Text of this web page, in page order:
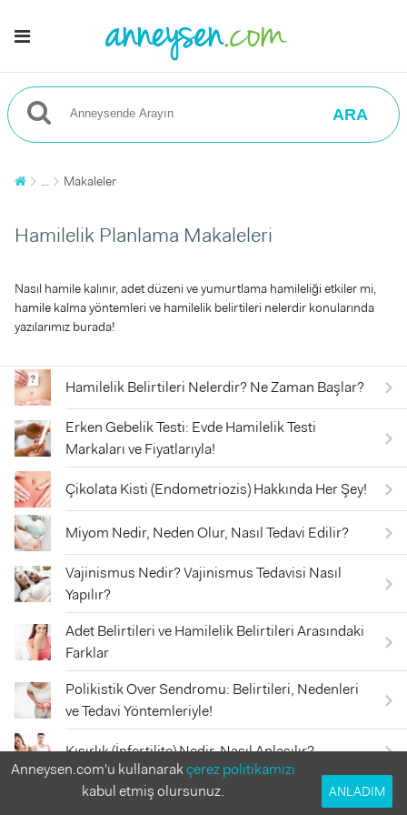
ARA
... Makaleler
Hamilelik Planlama Makaleleri
Nasıl hamile kalınır, adet düzeni ve yumurtlama hamileliği etkiler mi,
hamile kalma yöntemleri ve hamilelik belirtileri nelerdir konularında
yazılarımız burada!
Hamilelik Belirtileri Nelerdir? Ne Zaman Başlar?
Erken Gebelik Testi: Evde Hamilelik Testi
Markaları ve Fiyatlarıyla!
Çikolata Kisti (Endometriozis) Hakkında Her Şey!
Miyom Nedir, Neden Olur, Nasıl Tedavi Edilir?
Vajinismus Nedir? Vajinismus Tedavisi Nasıl
Yapılır?
Adet Belirtileri ve Hamilelik Belirtileri Arasındaki
Farklar
Polikistik Over Sendromu: Belirtileri, Nedenleri
ve Tedavi Yöntemleriyle!
Kısırlık (İnfertilite) Nedir, Nasıl Anlaşılır?
Tiroit Bezi Nedir? Tiroit Yüksekliği Gebeliğe
Anneysen.com'u kullanarakçerez politikamızı
kabul etmiş olursunuz.
ANLADIM